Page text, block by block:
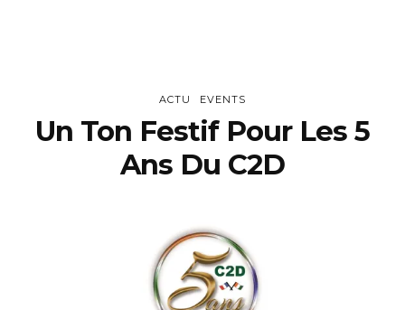
ACTU EVENTS
Un Ton Festif Pour Les 5
Ans Du C2D